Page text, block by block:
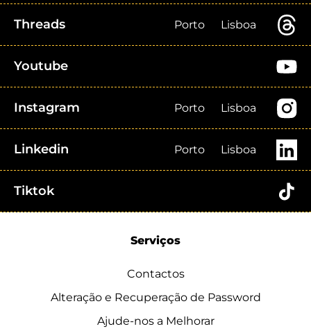
Threads Porto Lisboa
Youtube
Instagram Porto Lisboa
Linkedin Porto Lisboa
Tiktok
Serviços
Contactos
Alteração e Recuperação de Password
Ajude-nos a Melhorar